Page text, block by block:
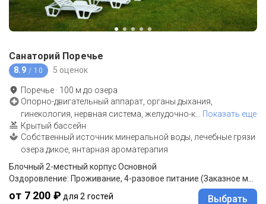
Санаторий Поречье
8.9 / 10 5 оценок
Поречье · 100 м до озера
Опорно-двигательный аппарат, органы дыхания,
гинекология, нервная система, желудочно-к
Показать еще
Крытый бассейн
Собственный источник минеральной воды, лечебные грязи
озера дикое, янтарная ароматерапия
Блочный 2-местный корпус Основной
от 7 200 ₽ для 2 гостей Выбрать